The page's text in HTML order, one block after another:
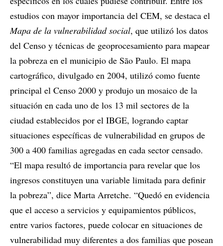
estudios con mayor importancia del CEM, se destaca el
Mapa de la vulnerabilidad social, que utilizó los datos
del Censo y técnicas de geoprocesamiento para mapear
la pobreza en el municipio de São Paulo. El mapa
cartográfico, divulgado en 2004, utilizó como fuente
principal el Censo 2000 y produjo un mosaico de la
situación en cada uno de los 13 mil sectores de la
ciudad establecidos por el IBGE, logrando captar
situaciones específicas de vulnerabilidad en grupos de
300 a 400 familias agregadas en cada sector censado.
“El mapa resultó de importancia para revelar que los
ingresos constituyen una variable limitada para definir
la pobreza”, dice Marta Arretche. “Quedó en evidencia
que el acceso a servicios y equipamientos públicos,
entre varios factores, puede colocar en situaciones de
vulnerabilidad muy diferentes a dos familias que posean